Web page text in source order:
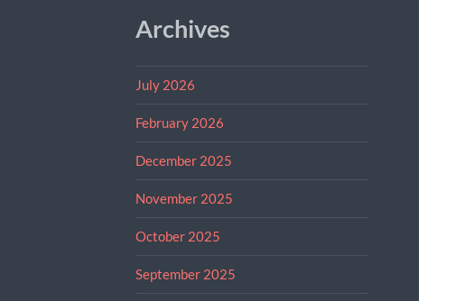
Archives
July 2026
February 2026
December 2025
November 2025
October 2025
September 2025